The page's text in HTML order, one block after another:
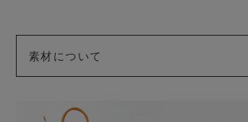
素材について